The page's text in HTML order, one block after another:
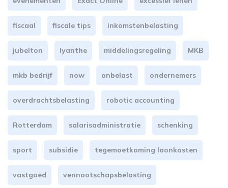
fiscaal fiscale tips inkomstenbelasting
jubelton lyanthe middelingsregeling MKB
mkb bedrijf now onbelast ondernemers
overdrachtsbelasting robotic accounting
Rotterdam salarisadministratie schenking
sport subsidie tegemoetkoming loonkosten
vastgoed vennootschapsbelasting